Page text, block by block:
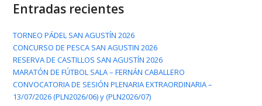
Entradas recientes
TORNEO PÁDEL SAN AGUSTÍN 2026
CONCURSO DE PESCA SAN AGUSTIN 2026
RESERVA DE CASTILLOS SAN AGUSTÍN 2026
MARATÓN DE FÚTBOL SALA – FERNÁN CABALLERO
CONVOCATORIA DE SESIÓN PLENARIA EXTRAORDINARIA –
13/07/2026 (PLN2026/06) y (PLN2026/07)